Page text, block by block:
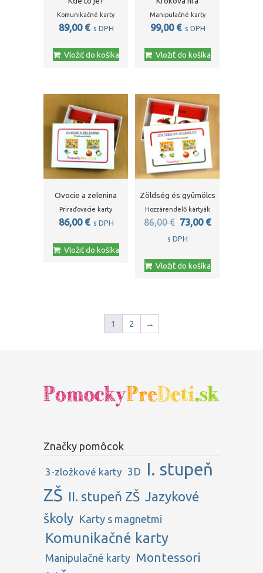
Komunikačné karty
89,00 € s DPH
Vložiť do košíka
Manipulačné karty
99,00 € s DPH
Vložiť do košíka
Ovocie a zelenina
Priraďovacie karty
86,00 € s DPH
Vložiť do košíka
Zöldség és gyümölcs
Hozzárendelő kártyák
86,00€ Pôvodná
cena
86,00 €.
73,00 €
s DPH
Vložiť do košíka
1 2 →
Značky pomôcok
3-zložkové karty 3D
I. stupeň
ZŠ II. stupeň ZŠ Jazykové
školy Karty s magnetmi
Komunikačné karty
Manipulačné karty Montessori